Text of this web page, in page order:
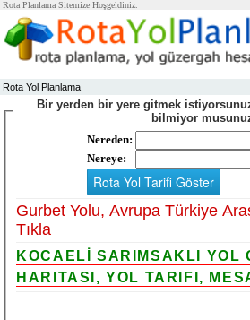
Rota Planlama Sitemize Hoşgeldiniz.
Rota Yol Planlama
Bir yerden bir yere gitmek
bilmiyor
Nereden:
Nereye:
Gurbet Yolu, Avrupa Türkiye
Tıkla
KOCAELİ SARIMSAKLI YOL
HARITASI, YOL TARIFI,